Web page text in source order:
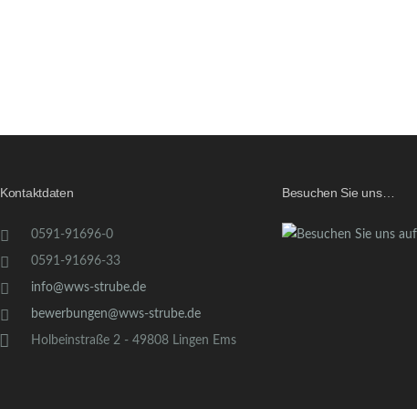
Kontaktdaten
0591-91696-0
0591-91696-33
info@wws-strube.de
bewerbungen@wws-strube.de
Holbeinstraße 2 - 49808 Lingen Ems
Besuchen Sie uns…